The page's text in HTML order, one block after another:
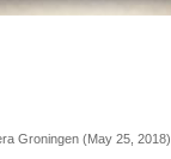
Groningen (May 25, 2018)